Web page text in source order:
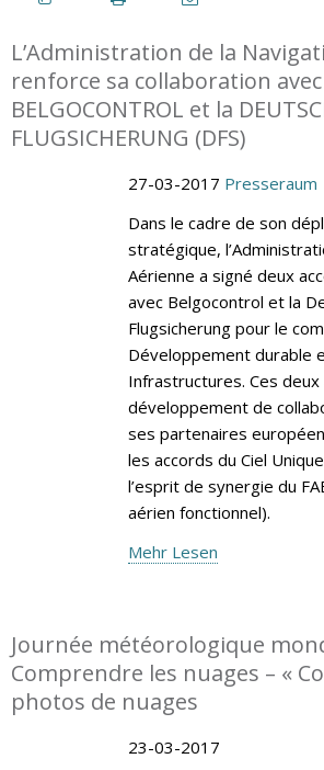
L’Administration de la
renforce sa collaboration avec
BELGOCONTROL et la
FLUGSICHERUNG (DFS)
27-03-2017 Presseraum
Dans le cadre de son
stratégique,
Aérienne a signé deux
avec Belgocontrol et la
Flugsicherung pour le
Développement durable
Infrastructures. Ces deux
développement de
ses partenaires
les accords du Ciel
l’esprit de synergie du
aérien fonctionnel).
Mehr Lesen
Journée météorologique
Comprendre les nuages – «
photos de nuages
23-03-2017